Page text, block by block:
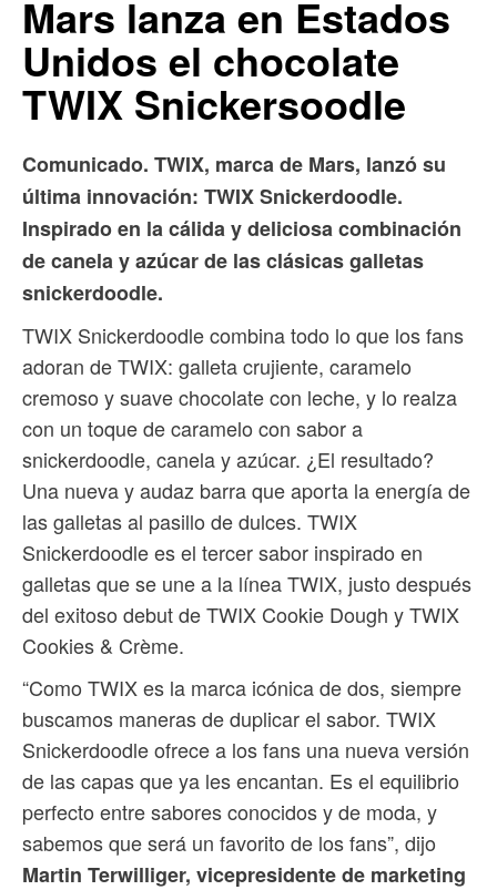
Mars lanza en Estados
Unidos el chocolate
TWIX Snickersoodle
Comunicado. TWIX, marca de Mars, lanzó su
última innovación: TWIX Snickerdoodle.
Inspirado en la cálida y deliciosa combinación
de canela y azúcar de las clásicas galletas
snickerdoodle.
TWIX Snickerdoodle combina todo lo que los fans
adoran de TWIX: galleta crujiente, caramelo
cremoso y suave chocolate con leche, y lo realza
con un toque de caramelo con sabor a
snickerdoodle, canela y azúcar. ¿El resultado?
Una nueva y audaz barra que aporta la energía de
las galletas al pasillo de dulces. TWIX
Snickerdoodle es el tercer sabor inspirado en
galletas que se une a la línea TWIX, justo después
del exitoso debut de TWIX Cookie Dough y TWIX
Cookies & Crème.
“Como TWIX es la marca icónica de dos, siempre
buscamos maneras de duplicar el sabor. TWIX
Snickerdoodle ofrece a los fans una nueva versión
de las capas que ya les encantan. Es el equilibrio
perfecto entre sabores conocidos y de moda, y
sabemos que será un favorito de los fans”, dijo
Martin Terwilliger, vicepresidente de marketing